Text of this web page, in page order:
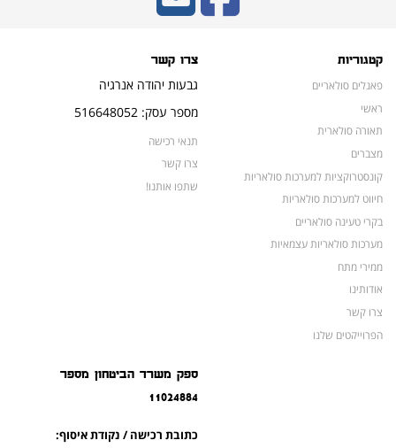
קטגוריות
פאנלים סולאריים
ראשי
תאורה סולארית
מצברים
קונסטרוקציות למערכות סולאריות
חיווט למערכות סולאריות
בקרי טעינה סולאריים
מערכות סולאריות עצמאיות
ממירי מתח
אודותינו
צרו קשר
הפרוייקטים שלנו
צרו קשר
גבעות יהודה אנרגיה
מספר עסק: 516648052
תנאי רכישה
צרו קשר
שתפו אותנו!
ספק משרד הביטחון מספר
11024884
כתובת רכישה / נקודת איסוף: